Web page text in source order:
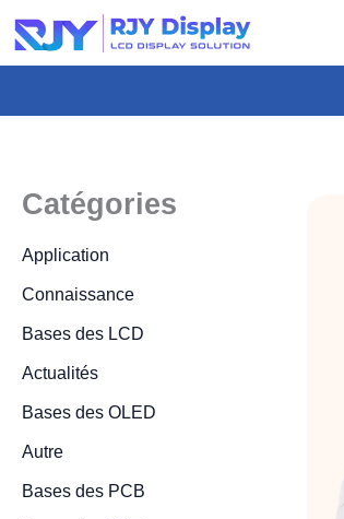
Hauteur
personnalisée
la
Catégories
Application
Connaissance
Bases des LCD
Actualités
Bases des OLED
Autre
Bases des PCB